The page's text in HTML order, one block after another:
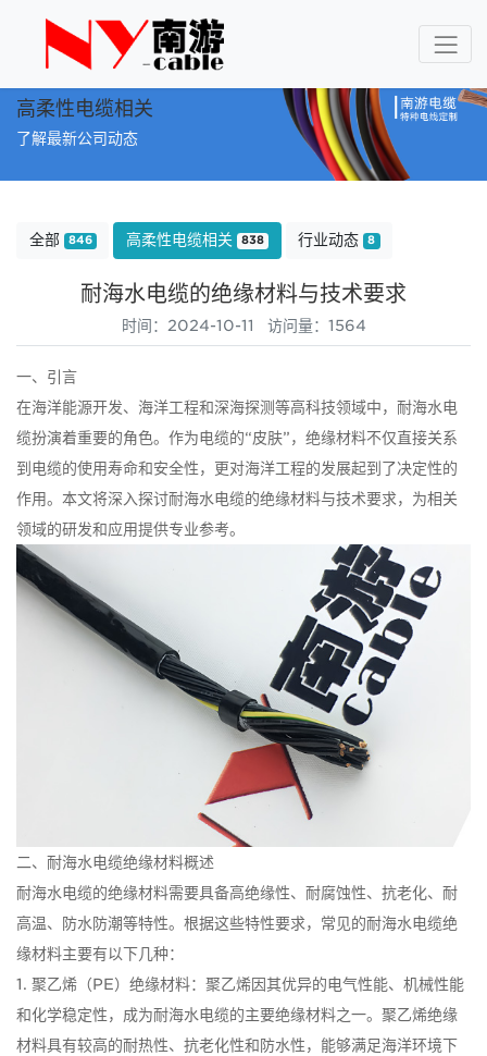
高柔性电缆相关
了解最新公司动态
全部 846 高柔性电缆相关 838 行业动态 8
耐海水电缆的绝缘材料与技术要求
时间：2024-10-11 访问量：1564
一、引言
在海洋能源开发、海洋工程和深海探测等高科技领域中，耐海水电
缆扮演着重要的角色。作为电缆的“皮肤”，绝缘材料不仅直接关系
到电缆的使用寿命和安全性，更对海洋工程的发展起到了决定性的
作用。本文将深入探讨耐海水电缆的绝缘材料与技术要求，为相关
领域的研发和应用提供专业参考。
二、耐海水电缆绝缘材料概述
耐海水电缆的绝缘材料需要具备高绝缘性、耐腐蚀性、抗老化、耐
高温、防水防潮等特性。根据这些特性要求，常见的耐海水电缆绝
缘材料主要有以下几种：
1. 聚乙烯（PE）绝缘材料：聚乙烯因其优异的电气性能、机械性能
和化学稳定性，成为耐海水电缆的主要绝缘材料之一。聚乙烯绝缘
材料具有较高的耐热性、抗老化性和防水性，能够满足海洋环境下